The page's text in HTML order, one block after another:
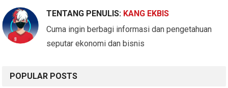
TENTANG PENULIS: KANG EKBIS
Cuma ingin berbagi informasi dan pengetahuan
seputar ekonomi dan bisnis
POPULAR POSTS